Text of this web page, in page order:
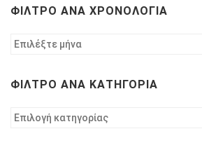
ΦΊΛΤΡΟ ΑΝΆ ΧΡΟΝΟΛΟΓΊΑ
Φίλτρο
ΦΊΛΤΡΟ ΑΝΆ ΚΑΤΗΓΟΡΊΑ
Φίλτρο